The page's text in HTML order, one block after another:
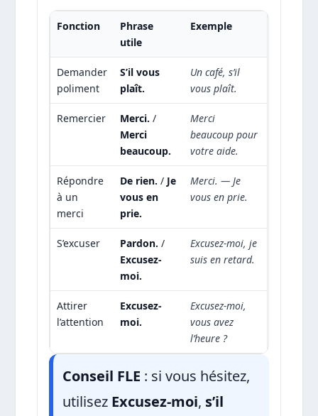
Fonction
Phrase
utile
Exemple
Demander
poliment
S’il vous
plaît.
Un café, s’il
vous plaît.
Remercier Merci. /
Merci
beaucoup.
Merci
beaucoup pour
votre aide.
Répondre
à un
merci
De rien. / Je
vous en
prie.
Merci. — Je
vous en prie.
S’excuser Pardon. /
Excusez-
moi.
Excusez-moi, je
suis en retard.
Attirer
l’attention
Excusez-
moi.
Excusez-moi,
vous avez
l’heure ?
Conseil FLE : si vous hésitez,
utilisez Excusez-moi, s’il